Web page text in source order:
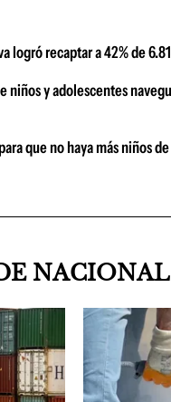
logró recaptar a 42% de
niños y adolescentes
que no haya más niños
NACIONAL